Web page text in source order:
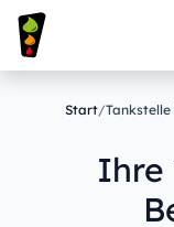
Start/
Ihre